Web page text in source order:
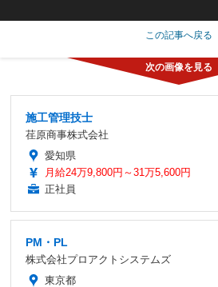
この記事へ戻る
施工管理技士
荏原商事株式会社
愛知県
月給24万9,800円～31万5,600円
正社員
PM・PL
株式会社プロアクトシステムズ
東京都